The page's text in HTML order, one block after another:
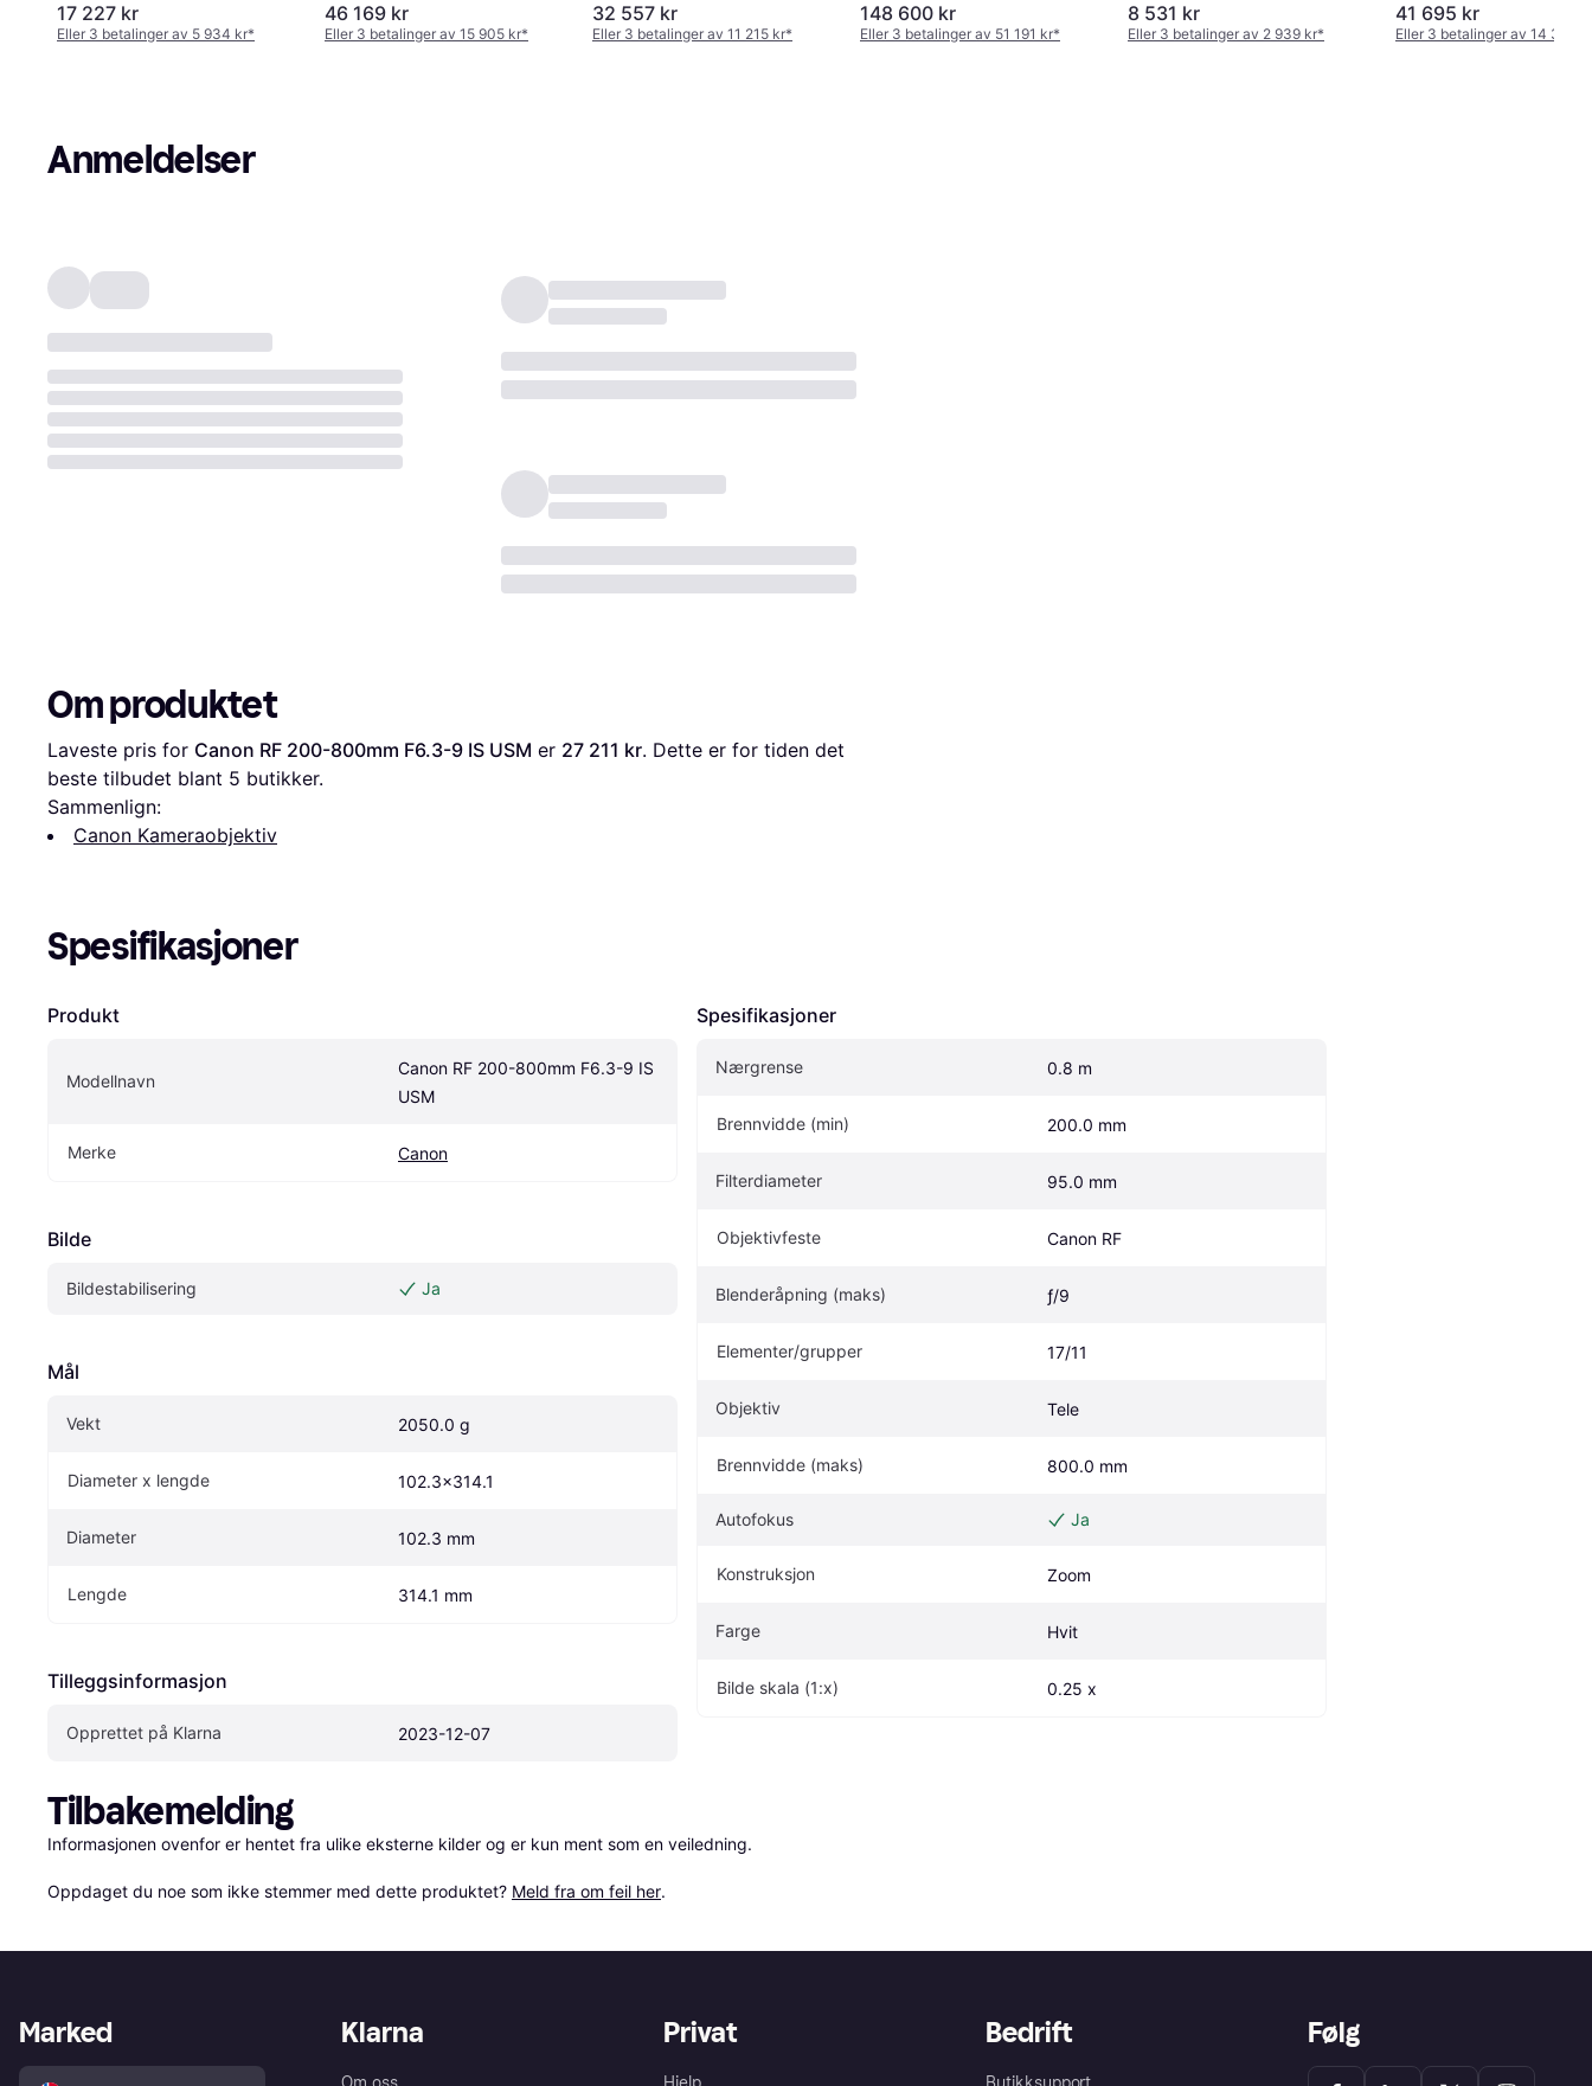
17 227 kr
Eller 3 betalinger av 5 934 kr*
46 169 kr
Eller 3 betalinger av 15 905 kr*
32 557 kr
Eller 3 betalinger av 11 215 kr*
148 600 kr
Eller 3 betalinger av 51 191 kr*
8 531 kr
Eller 3 betalinger av 2 939 kr*
41 695 kr
Eller 3 betalinger av 14 363
Anmeldelser
Om produktet
Laveste pris for Canon RF 200-800mm F6.3-9 IS USM er 27 211 kr. Dette er for tiden det
beste tilbudet blant 5 butikker.
Sammenlign:
Canon Kameraobjektiv
Spesifikasjoner
Produkt
Modellnavn
Canon RF 200-800mm F6.3-9 IS
USM
Merke Canon
Bilde
Bildestabilisering Ja
Mål
Vekt 2050.0 g
Diameter x lengde 102.3x314.1
Diameter 102.3 mm
Lengde 314.1 mm
Tilleggsinformasjon
Opprettet på Klarna 2023-12-07
Spesifikasjoner
Nærgrense 0.8 m
Brennvidde (min) 200.0 mm
Filterdiameter 95.0 mm
Objektivfeste Canon RF
Blenderåpning (maks) ƒ/9
Elementer/grupper 17/11
Objektiv Tele
Brennvidde (maks) 800.0 mm
Autofokus Ja
Konstruksjon Zoom
Farge Hvit
Bilde skala (1:x) 0.25 x
Tilbakemelding
Informasjonen ovenfor er hentet fra ulike eksterne kilder og er kun ment som en veiledning.
Oppdaget du noe som ikke stemmer med dette produktet? Meld fra om feil her.
Klarna Privat Bedrift
Marked Følg